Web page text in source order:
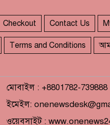
Checkout Contact Us
Terms and Conditions
মোবাইল : +8801782-739888
ইমেইল:
ওয়েবসাইট :